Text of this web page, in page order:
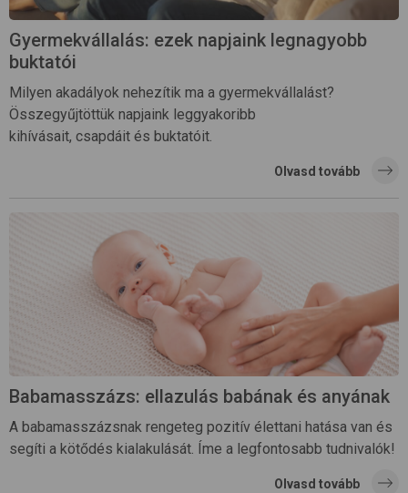
Gyermekvállalás: ezek napjaink legnagyobb
buktatói
Milyen akadályok nehezítik ma a gyermekvállalást?
Összegyűjtöttük napjaink leggyakoribb
kihívásait, csapdáit és buktatóit.
Olvasd tovább
Babamasszázs: ellazulás babának és anyának
A babamasszázsnak rengeteg pozitív élettani hatása van és
segíti a kötődés kialakulását. Íme a legfontosabb tudnivalók!
Olvasd tovább